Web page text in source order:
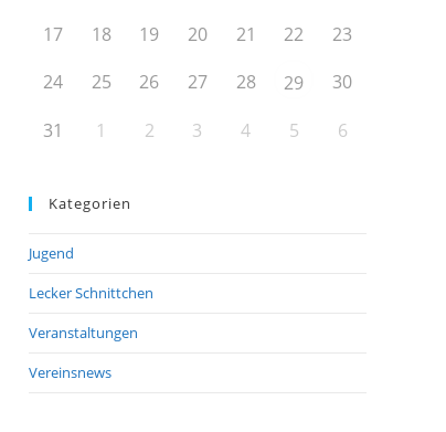
17
18 19 20 21 22
23
24
25 26 27 28 29
30
31
1 2 3 4 5 6
Kategorien
Jugend
Lecker Schnittchen
Veranstaltungen
Vereinsnews